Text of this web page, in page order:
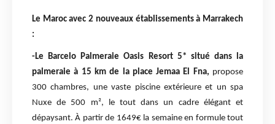
Le Maroc avec2 nouveaux établissements à Marrakech
:
-Le Barcelo Palmeraie Oasis Resort 5* situé dans la
palmeraie à 15 km de la place Jemaa El Fna, propose
300 chambres, une vaste piscine extérieure et un spa
Nuxe de 500 m², le tout dans un cadre élégant et
dépaysant. À partir de 1649€ la semaine en formule tout